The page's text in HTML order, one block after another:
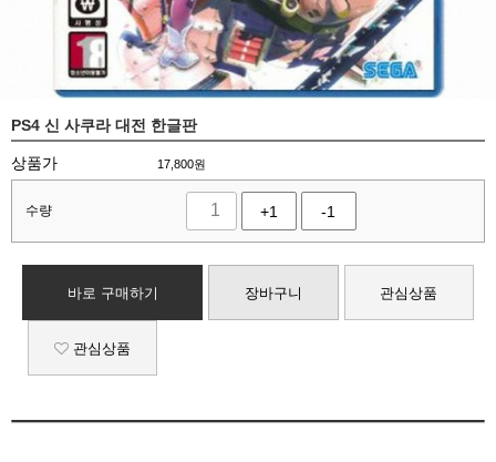
PS4 신 사쿠라 대전 한글판
상품가 17,800원
수량 +1 -1
바로 구매하기 장바구니 관심상품
관심상품